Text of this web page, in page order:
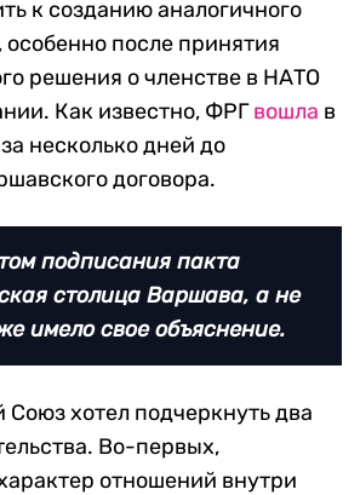
к созданию аналогичного
особенно после принятия
решения о членстве в НАТО
Как известно, ФРГвошла в
несколько дней до
договора.
подписания пакта
столица Варшава, а не
имело свое объяснение.
Союз хотел подчеркнуть два
Во-первых,
отношений внутри